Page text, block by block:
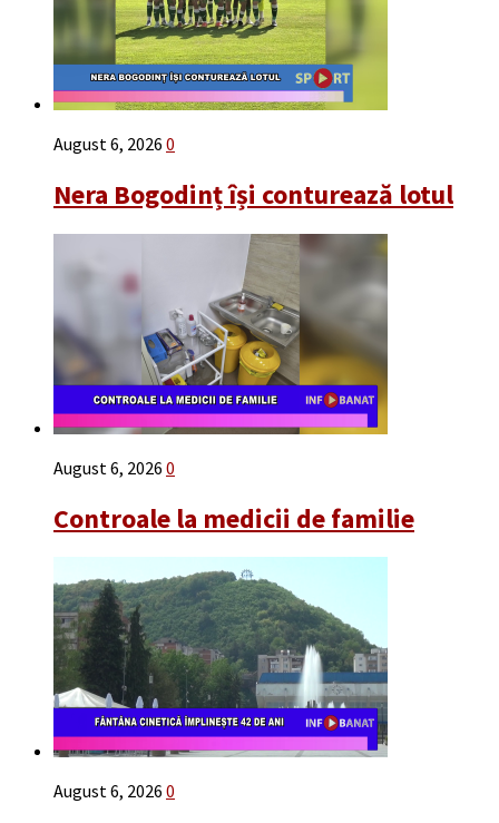
August 6, 2026 0
Nera Bogodinț își conturează lotul
August 6, 2026 0
Controale la medicii de familie
August 6, 2026 0